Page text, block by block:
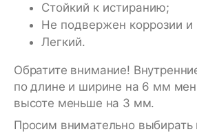
Стойкий к истиранию;
Не подвержен коррозии и
Легкий.
Обратите внимание!
по длине и ширине на 6 мм
высоте меньше на 3 мм.
Просим внимательно